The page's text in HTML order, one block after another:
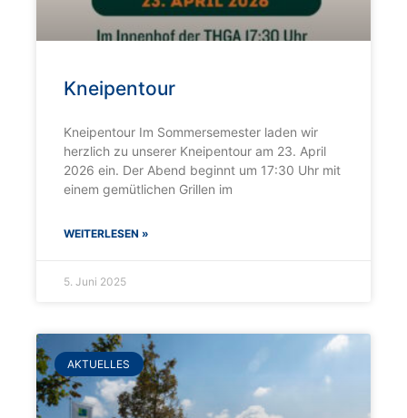
Kneipentour
Kneipentour Im Sommersemester laden wir
herzlich zu unserer Kneipentour am 23. April
2026 ein. Der Abend beginnt um 17:30 Uhr mit
einem gemütlichen Grillen im
WEITERLESEN »
5. Juni 2025
AKTUELLES